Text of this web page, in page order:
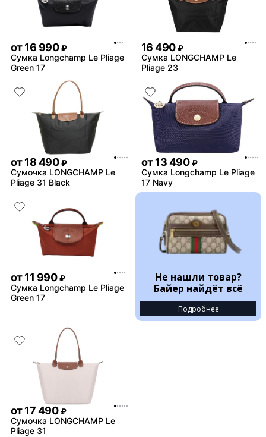
от16 990 ₽
Сумка Longchamp Le Pliage
Green 17
16 490 ₽
Сумка LONGCHAMP Le
Pliage 23
от18 490 ₽
Сумочка LONGCHAMP Le
Pliage 31 Black
от13 490 ₽
Сумка Longchamp Le Pliage
17 Navy
от11 990 ₽
Сумка Longchamp Le Pliage
Green 17
Не нашли товар?
Байер найдёт всё
Подробнее
от17 490 ₽
Сумочка LONGCHAMP Le
Pliage 31